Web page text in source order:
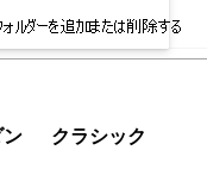
クラシック